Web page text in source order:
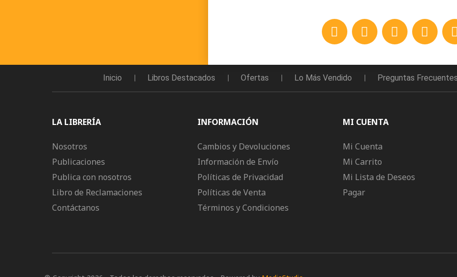
Inicio Libros Destacados Ofertas Lo Más Vendido Preguntas
LA LIBRERÍA
Nosotros
Publicaciones
Publica con nosotros
Libro de Reclamaciones
Contáctanos
INFORMACIÓN
Cambios y Devoluciones
Información de Envío
Políticas de Privacidad
Políticas de Venta
Términos y Condiciones
MI CUENTA
Mi Cuenta
Mi Carrito
Mi Lista de Deseos
Pagar